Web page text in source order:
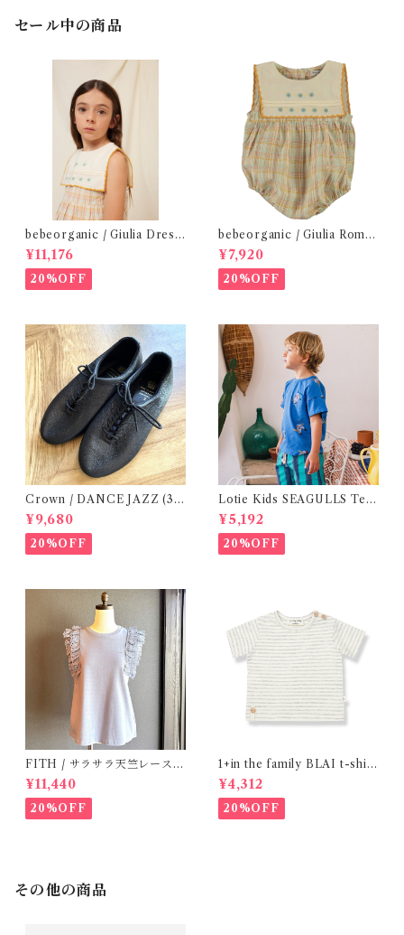
セール中の商品
bebeorganic / Giulia Dress
Lagoon Check (2-6y)
¥11,176
20%OFF
bebeorganic / Giulia Romp
er Lagoon Check( 6・12ｍ)
¥7,920
20%OFF
Crown / DANCE JAZZ (3:2
2cm / 6:24-24,5 ) Black
¥9,680
20%OFF
Lotie Kids SEAGULLS Tee
(12m- 8Y)
¥5,192
20%OFF
FITH / サラサラ天竺レースT
シャツ (BL) / 145・155
¥11,440
20%OFF
1+in the family BLAI t-shirt
(Grey)
¥4,312
20%OFF
その他の商品